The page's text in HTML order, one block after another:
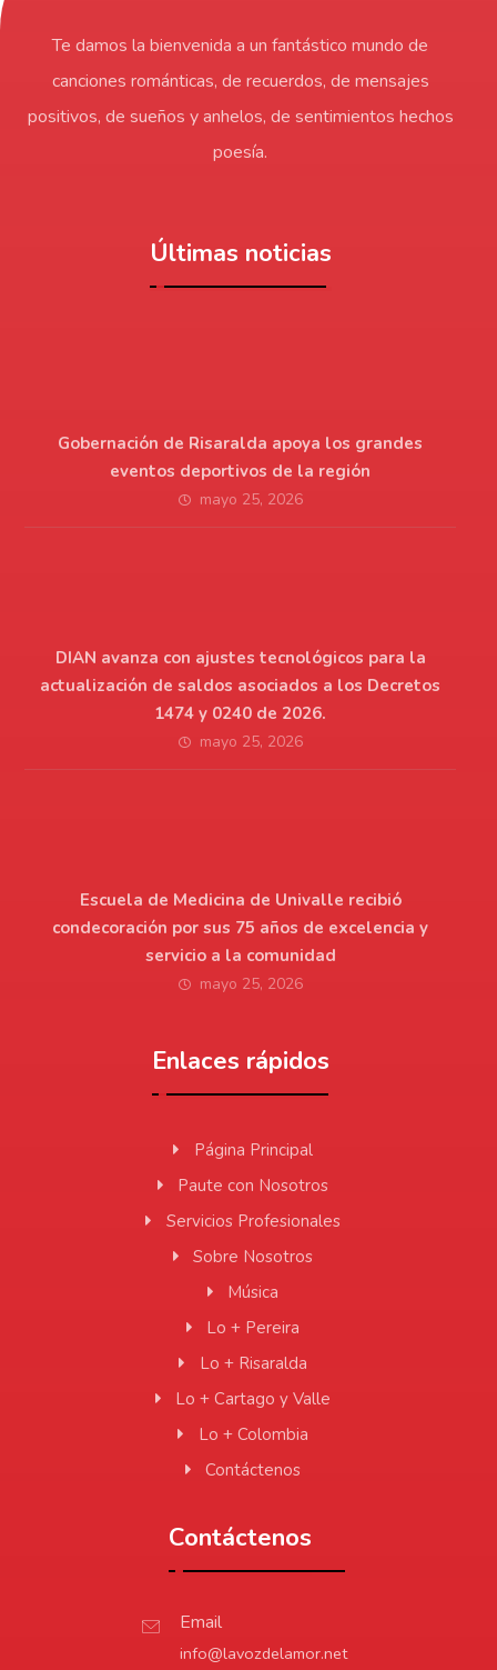
Te damos la bienvenida a un fantástico mundo de
canciones románticas, de recuerdos, de mensajes
positivos, de sueños y anhelos, de sentimientos hechos
poesía.
Últimas noticias
Gobernación de Risaralda apoya los grandes
eventos deportivos de la región
mayo 25, 2026
DIAN avanza con ajustes tecnológicos para la
actualización de saldos asociados a los Decretos
1474 y 0240 de 2026.
mayo 25, 2026
Escuela de Medicina de Univalle recibió
condecoración por sus 75 años de excelencia y
servicio a la comunidad
mayo 25, 2026
Enlaces rápidos
Página Principal
Paute con Nosotros
Servicios Profesionales
Sobre Nosotros
Música
Lo + Pereira
Lo + Risaralda
Lo + Cartago y Valle
Lo + Colombia
Contáctenos
Contáctenos
Email
info@lavozdelamor.net